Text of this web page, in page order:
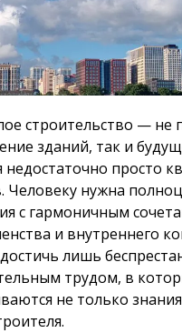
строительство — не
зданий, так и
недостаточно просто
Человеку нужна
с гармоничным
и внутреннего
лишь
трудом, в
не только